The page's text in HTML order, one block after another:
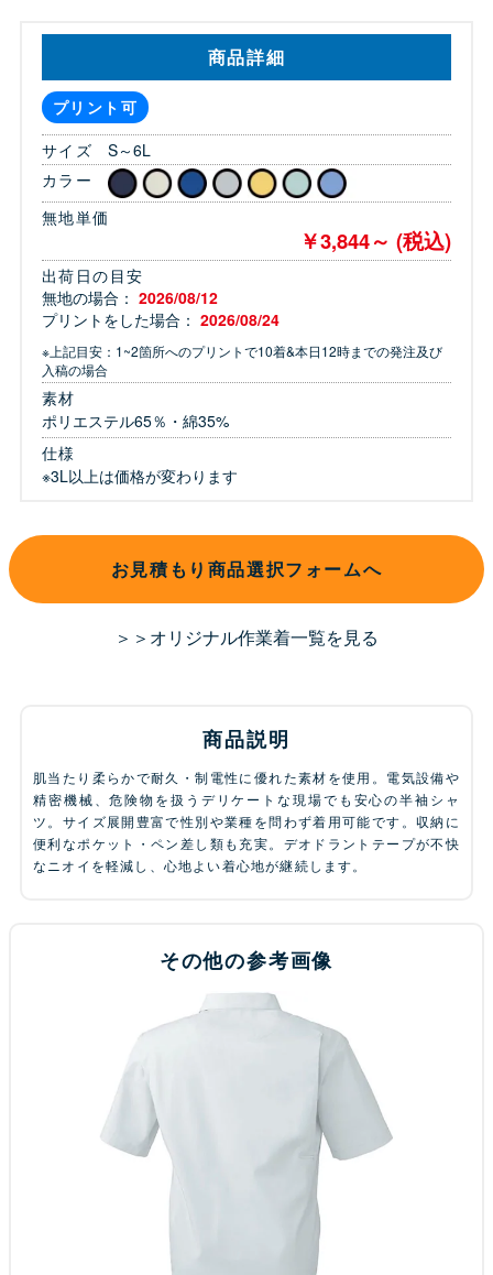
商品詳細
プリント可
サイズ
S～6L
カラー
無地単価
￥3,844～ (税込)
出荷日の目安
無地の場合： 2026/08/12
プリントをした場合： 2026/08/24
※上記目安：1~2箇所へのプリントで10着&本日12時までの発注及び
入稿の場合
素材
ポリエステル65％・綿35%
仕様
※3L以上は価格が変わります
お見積もり商品選択フォームへ
＞＞オリジナル作業着一覧を見る
商品説明
肌当たり柔らかで耐久・制電性に優れた素材を使用。電気設備や
精密機械、危険物を扱うデリケートな現場でも安心の半袖シャ
ツ。サイズ展開豊富で性別や業種を問わず着用可能です。収納に
便利なポケット・ペン差し類も充実。デオドラントテープが不快
なニオイを軽減し、心地よい着心地が継続します。
その他の参考画像